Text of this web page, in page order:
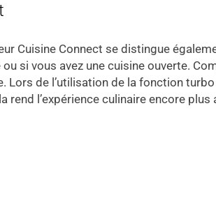
Cuisine Connect se distingue
si vous avez une cuisine ouverte.
Lors de l’utilisation de la fonction
rend l’expérience culinaire encore